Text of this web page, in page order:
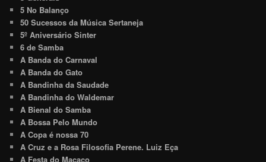
5 No Balanço
50 Sucessos da Música Sertaneja
5º Aniversário Sinter
6 de Samba
A Banda do Carnaval
A Banda do Gato
A Bandinha da Saudade
A Bandinha do Waldemar
A Bienal do Samba
A Bossa Pelo Mundo
A Copa é nossa 70
A Cruz e a Rosa Filosofia Perene. Luiz Eça
A Festa do Macaco